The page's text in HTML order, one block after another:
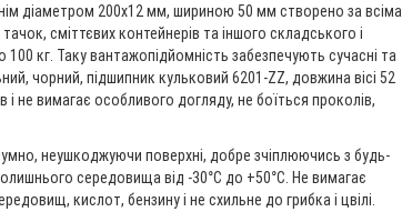
діаметром 200х12 мм, шириною 50 мм створено за всіма
сміттєвих контейнерів та іншого складського і
кг. Таку вантажопідйомність забезпечують сучасні та
чорний, підшипник кульковий 6201-ZZ, довжина вісі 52
не вимагає особливого догляду, не боїться проколів,
неушкоджуючи поверхні, добре зчіплюючись з будь-
середовища від -30°С до +50°С. Не вимагає
кислот, бензину і не схильне до грибка і цвілі.